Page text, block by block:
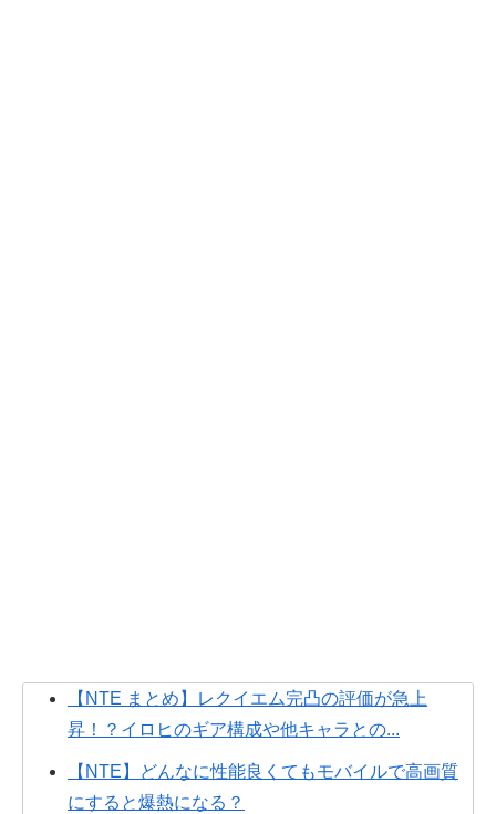
【NTE まとめ】レクイエム完凸の評価が急上
昇！？イロヒのギア構成や他キャラとの...
【NTE】どんなに性能良くてもモバイルで高画質
にすると爆熱になる？